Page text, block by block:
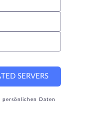
SERVERS
persönlichen Daten